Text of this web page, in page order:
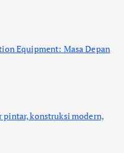
Equipment: Masa Depan
konstruksi modern,